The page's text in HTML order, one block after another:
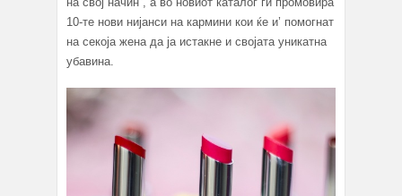
10-те нови нијанси на кармини кои ќе и’ помогнат
на секоја жена да ја истакне и својата уникатна
убавина.